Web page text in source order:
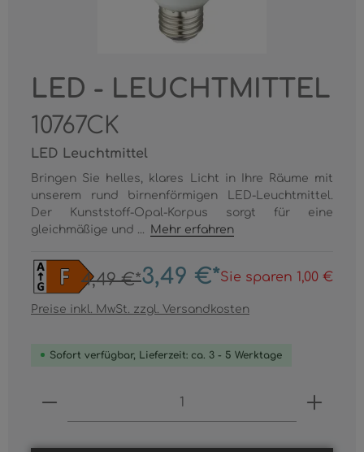
LED - LEUCHTMITTEL
10767CK
LED Leuchtmittel
Bringen Sie helles, klares Licht in Ihre Räume mit
unserem rund birnenförmigen LED-Leuchtmittel.
Der Kunststoff-Opal-Korpus sorgt für eine
gleichmäßige und ...
Mehr erfahren
4,49 €*3,49 €*Sie sparen 1,00 €
Preise inkl. MwSt. zzgl. Versandkosten
Sofort verfügbar, Lieferzeit: ca. 3 - 5 Werktage
Produkt Anzahl: Gib den